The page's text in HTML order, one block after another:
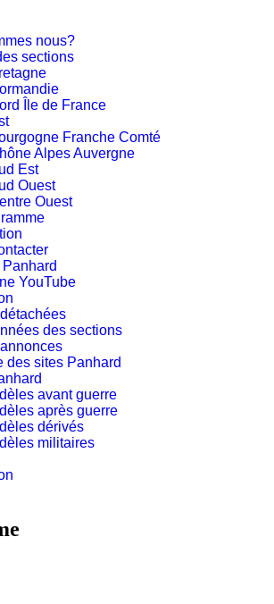
nous?
sections
Île de France
Franche Comté
Alpes Auvergne
Est
Ouest
Ouest
YouTube
des sections
des sites Panhard
avant guerre
après guerre
dérivés
militaires